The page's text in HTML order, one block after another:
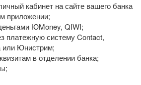
кабинет на сайте вашего банка
приложении;
ЮMoney, QIWI;
платежную систему Contact,
или Юнистрим;
в отделении банка;